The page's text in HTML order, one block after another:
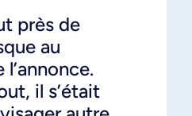
près de
au
il s’était